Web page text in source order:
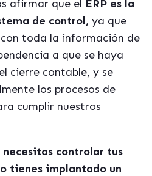
afirmar que el ERP es la
de control, ya que
toda la información de
a que se haya
cierre contable, y se
los procesos de
cumplir nuestros
controlar tus
tienes implantado un